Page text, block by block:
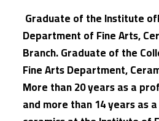
Graduate of the Institute
Department of Fine Arts,
Branch. Graduate of the
Fine Arts Department,
More than 20 years as a
and more than 14 years as